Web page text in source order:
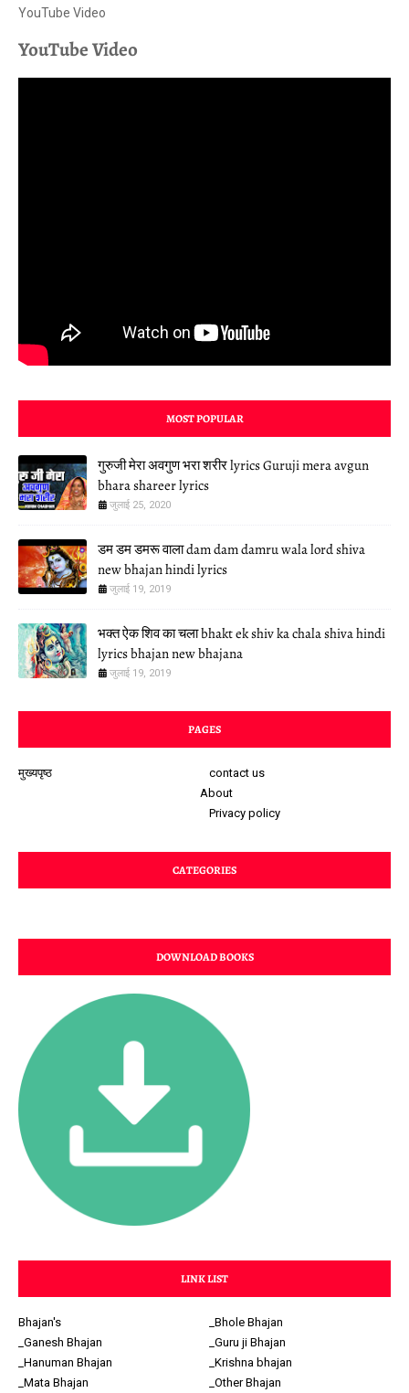
YouTube Video
YouTube Video
MOST POPULAR
गुरुजी मेरा अवगुण भरा शरीर lyrics Guruji mera avgun
bhara shareer lyrics
जुलाई 25, 2020
डम डम डमरू वाला dam dam damru wala lord shiva
new bhajan hindi lyrics
जुलाई 19, 2019
भक्त ऐक शिव का चला bhakt ek shiv ka chala shiva hindi
lyrics bhajan new bhajana
जुलाई 19, 2019
PAGES
मुख्यपृष्ठ
contact us
About
Privacy policy
CATEGORIES
DOWNLOAD BOOKS
LINK LIST
Bhajan's
_Bhole Bhajan
_Ganesh Bhajan
_Guru ji Bhajan
_Hanuman Bhajan
_Krishna bhajan
_Mata Bhajan
_Other Bhajan